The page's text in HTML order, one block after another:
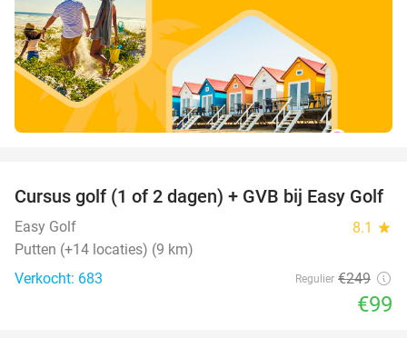
60%
Cursus golf (1 of 2 dagen) + GVB bij Easy Golf
Easy Golf 8.1 star
Putten (+14 locaties) (9 km)
Verkocht: 683
Regulier €249
€99